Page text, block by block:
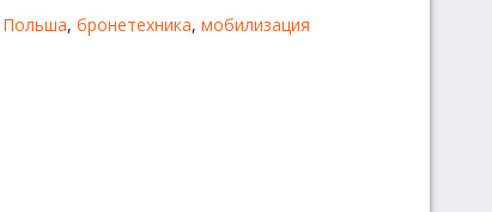
Польша, бронетехника, мобилизация